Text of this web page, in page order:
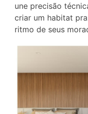
une precisão
criar um habitat
ritmo de seus